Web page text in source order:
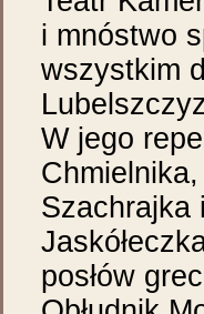
i mnóstwo
wszystkim
W jego
Szachrajka
posłów